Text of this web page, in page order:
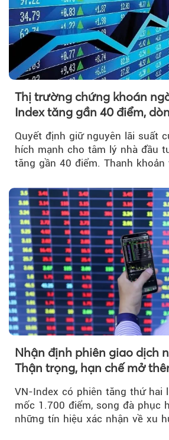
Thị trường chứng khoán
Index tăng gần 40 điểm,
Quyết định giữ nguyên lãi suất
hích mạnh cho tâm lý nhà đầu
tăng gần 40 điểm. Thanh
Nhận định phiên giao dịch
Thận trọng, hạn chế mở
VN-Index có phiên tăng thứ hai
mốc 1.700 điểm, song đà phục
những tín hiệu xác nhận về xu